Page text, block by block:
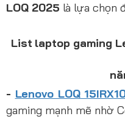
LOQ 2025 là lựa chọn
List laptop gaming
- Lenovo LOQ
gaming mạnh mẽ nhờ